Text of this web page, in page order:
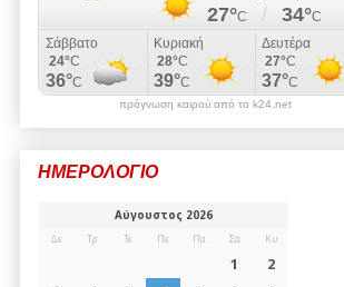
πρόγνωση καιρού από το k24.net
ΗΜΕΡΟΛΟΓΙΟ